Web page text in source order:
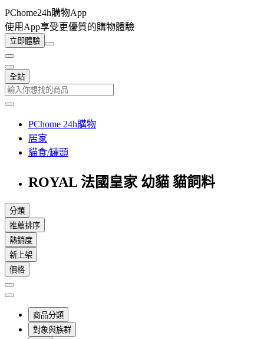
PChome24h購物App
使用App享受更優質的購物體驗
立即體驗
全站
PChome 24h購物
居家
貓食/罐頭
ROYAL 法國皇家 幼貓 貓飼料
分類
推薦排序
熱銷度
新上架
價格
商品分類
對象與族群